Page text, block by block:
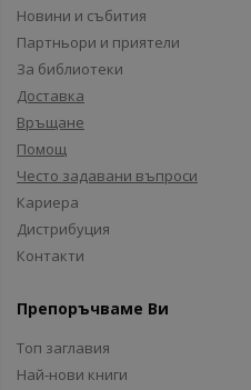
Новини и събития
Партньори и приятели
За библиотеки
Доставка
Връщане
Помощ
Често задавани въпроси
Кариера
Дистрибуция
Контакти
Препоръчваме Ви
Топ заглавия
Най-нови книги